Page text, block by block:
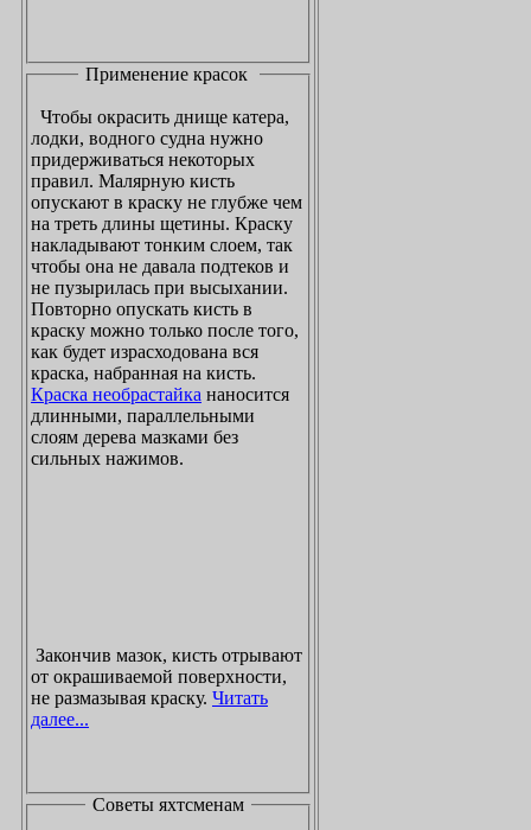
Применение красок
лодки, водного судна нужно
придерживаться некоторых
правил. Малярную кисть
опускают в краску не глубже чем
на треть длины щетины. Краску
накладывают тонким слоем, так
чтобы она не давала подтеков и
не пузырилась при высыхании.
Повторно опускать кисть в
краску можно только после того,
как будет израсходована вся
краска, набранная на кисть.
Краска необрастайка
длинными, параллельными
слоям дерева мазками без
сильных нажимов.
Закончив мазок, кисть отрывают
от окрашиваемой поверхности,
не размазывая краску. Читать
далее...
Советы яхтсменам